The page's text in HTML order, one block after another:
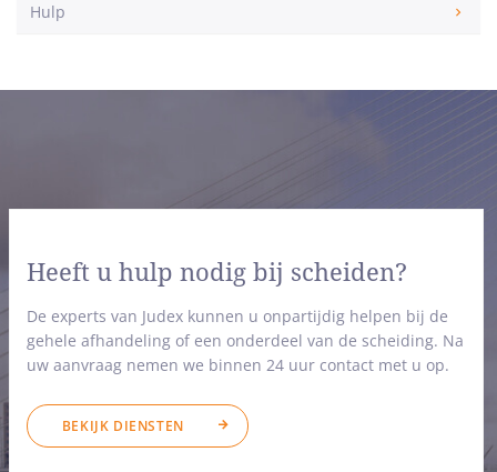
Hulp
Heeft u hulp nodig bij scheiden?
De experts van Judex kunnen u onpartijdig helpen bij de
gehele afhandeling of een onderdeel van de scheiding. Na
uw aanvraag nemen we binnen 24 uur contact met u op.
BEKIJK DIENSTEN